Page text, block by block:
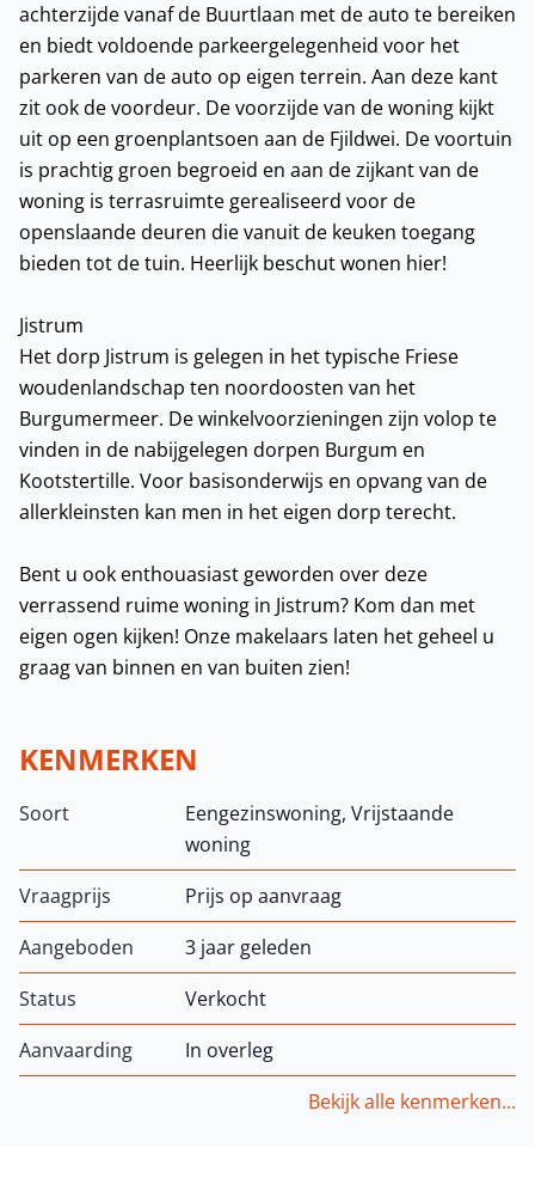
achterzijde vanaf de Buurtlaan met de auto te bereiken
en biedt voldoende parkeergelegenheid voor het
parkeren van de auto op eigen terrein. Aan deze kant
zit ook de voordeur. De voorzijde van de woning kijkt
uit op een groenplantsoen aan de Fjildwei. De voortuin
is prachtig groen begroeid en aan de zijkant van de
woning is terrasruimte gerealiseerd voor de
openslaande deuren die vanuit de keuken toegang
bieden tot de tuin. Heerlijk beschut wonen hier!
Jistrum
Het dorp Jistrum is gelegen in het typische Friese
woudenlandschap ten noordoosten van het
Burgumermeer. De winkelvoorzieningen zijn volop te
vinden in de nabijgelegen dorpen Burgum en
Kootstertille. Voor basisonderwijs en opvang van de
allerkleinsten kan men in het eigen dorp terecht.
Bent u ook enthouasiast geworden over deze
verrassend ruime woning in Jistrum? Kom dan met
eigen ogen kijken! Onze makelaars laten het geheel u
graag van binnen en van buiten zien!
KENMERKEN
Soort
Eengezinswoning, Vrijstaande
woning
Vraagprijs
Prijs op aanvraag
Aangeboden
3 jaar geleden
Status
Verkocht
Aanvaarding
In overleg
Bekijk alle kenmerken...